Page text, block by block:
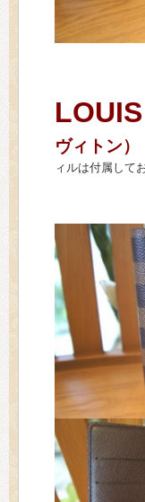
ヴィトン
ィルは付属して